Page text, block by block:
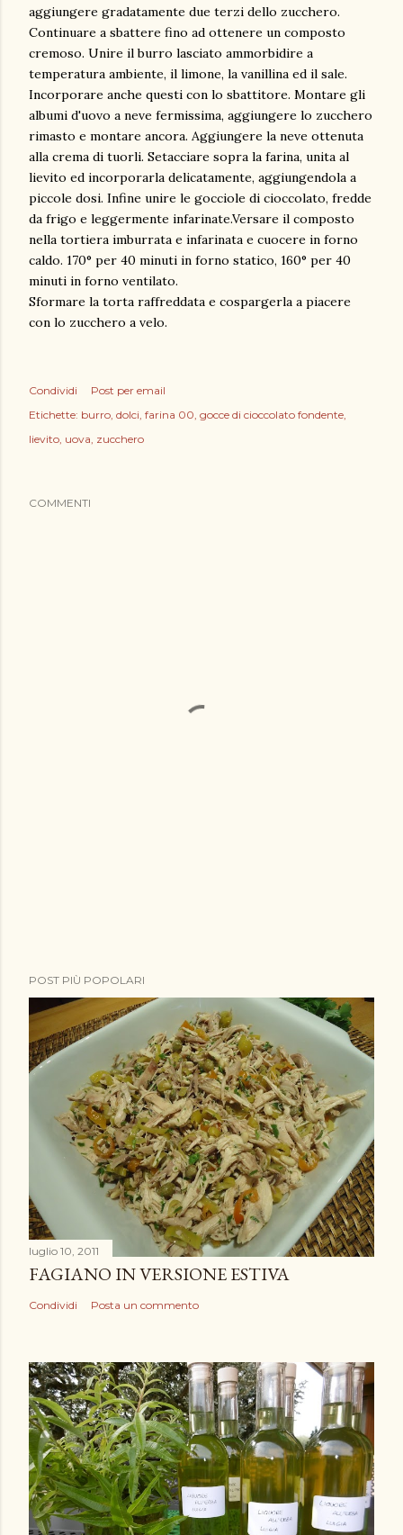
aggiungere gradatamente due terzi dello zucchero.
Continuare a sbattere fino ad ottenere un composto
cremoso. Unire il burro lasciato ammorbidire a
temperatura ambiente, il limone, la vanillina ed il sale.
Incorporare anche questi con lo sbattitore. Montare gli
albumi d'uovo a neve fermissima, aggiungere lo zucchero
rimasto e montare ancora. Aggiungere la neve ottenuta
alla crema di tuorli. Setacciare sopra la farina, unita al
lievito ed incorporarla delicatamente, aggiungendola a
piccole dosi. Infine unire le gocciole di cioccolato, fredde
da frigo e leggermente infarinate.Versare il composto
nella tortiera imburrata e infarinata e cuocere in forno
caldo. 170° per 40 minuti in forno statico, 160° per 40
minuti in forno ventilato.
Sformare la torta raffreddata e cospargerla a piacere
con lo zucchero a velo.
Condividi
Post per email
Etichette: burro dolci farina 00 gocce di cioccolato fondente
lievito uova zucchero
COMMENTI
POST PIÙ POPOLARI
luglio 10, 2011
FAGIANO IN VERSIONE ESTIVA
Condividi Posta un commento